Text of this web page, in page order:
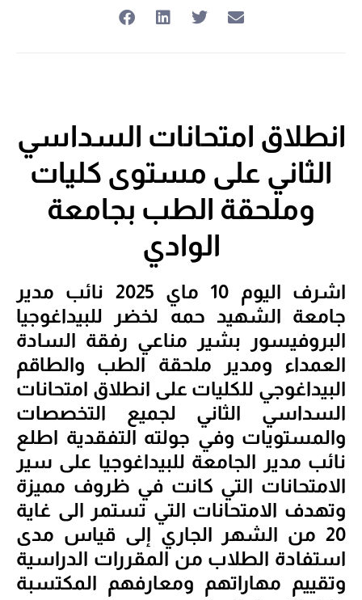
انطلاق امتحانات السداسي
الثاني على مستوى كليات
وملحقة الطب بجامعة
الوادي
اشرف اليوم 10 ماي 2025 نائب مدير
جامعة الشهيد حمه لخضر للبيداغوجيا
البروفيسور بشير مناعي رفقة السادة
العمداء ومدير ملحقة الطب والطاقم
البيداغوجي للكليات على انطلاق امتحانات
السداسي الثاني لجميع التخصصات
والمستويات وفي جولته التفقدية اطلع
نائب مدير الجامعة للبيداغوجيا على سير
الامتحانات التي كانت في ظروف مميزة
وتهدف الامتحانات التي تستمر الى غاية
20 من الشهر الجاري إلى قياس مدى
استفادة الطلاب من المقررات الدراسية
وتقييم مهاراتهم ومعارفهم المكتسبة